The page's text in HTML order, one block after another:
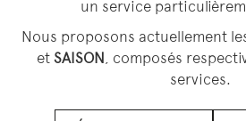
un service
Nous proposons actuellement
et SAISON , composés
services.